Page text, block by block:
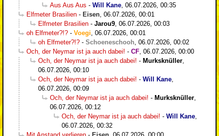
Aus Aus Aus - Will Kane 06.07.2026, 00:35
Elfmeter Brasilien - Eisen 06.07.2026, 00:01
Elfmeter Brasilien - Jarou9 06.07.2026, 00:03
oh Elfmeter?!? - Voegi 06.07.2026, 00:01
oh Elfmeter?!? - Schoeneschooh 06.07.2026, 00:02
Och, der Neymar ist ja auch dabei! - CF 06.07.2026, 00:00
Och, der Neymar ist ja auch dabei! - Murksknüller
06.07.2026, 00:10
Och, der Neymar ist ja auch dabei! - Will Kane
06.07.2026, 00:09
Och, der Neymar ist ja auch dabei! - Murksknüller
06.07.2026, 00:12
Och, der Neymar ist ja auch dabei! - Will Kane
06.07.2026, 00:32